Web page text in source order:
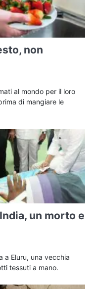
non
al mondo per il loro
di mangiare le
un morto e
a Eluru, una vecchia
tessuti a mano.